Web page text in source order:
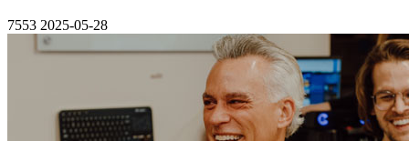
7553 2025-05-28